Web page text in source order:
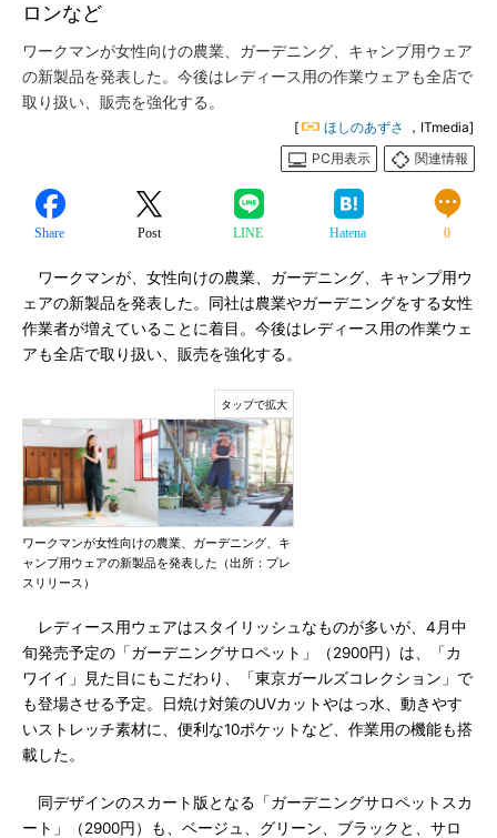
ロンなど
ワークマンが女性向けの農業、ガーデニング、キャンプ用ウェア
の新製品を発表した。今後はレディース用の作業ウェアも全店で
取り扱い、販売を強化する。
[ ほしのあずさ
，ITmedia]
PC用表示
関連情報
Share Post LINE Hatena 0
ワークマンが、女性向けの農業、ガーデニング、キャンプ用ウ
ェアの新製品を発表した。同社は農業やガーデニングをする女性
作業者が増えていることに着目。今後はレディース用の作業ウェ
アも全店で取り扱い、販売を強化する。
ワークマンが女性向けの農業、ガーデニング、キ
ャンプ用ウェアの新製品を発表した（出所：プレ
スリリース）
レディース用ウェアはスタイリッシュなものが多いが、4月中
旬発売予定の「ガーデニングサロペット」（2900円）は、「カ
ワイイ」見た目にもこだわり、「東京ガールズコレクション」で
も登場させる予定。日焼け対策のUVカットやはっ水、動きやす
いストレッチ素材に、便利な10ポケットなど、作業用の機能も搭
載した。
同デザインのスカート版となる「ガーデニングサロペットスカ
ート」（2900円）も、ベージュ、グリーン、ブラックと、サロ